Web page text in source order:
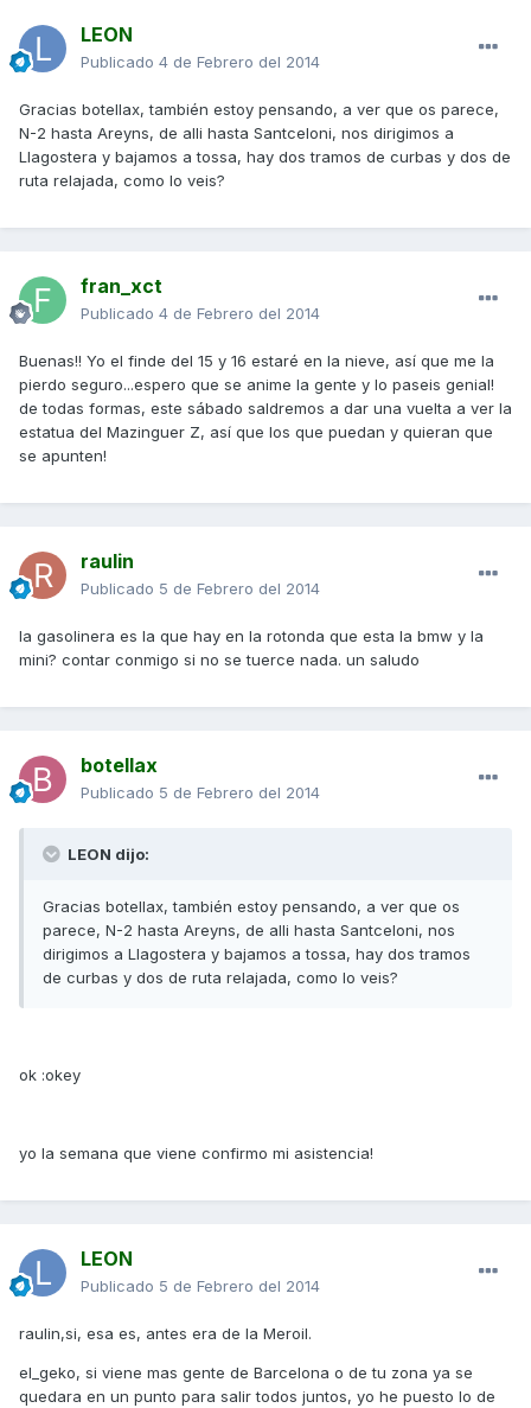
LEON
Publicado 4 de Febrero del 2014
Gracias botellax, también estoy pensando, a ver que os parece,
N-2 hasta Areyns, de alli hasta Santceloni, nos dirigimos a
Llagostera y bajamos a tossa, hay dos tramos de curbas y dos de
ruta relajada, como lo veis?
fran_xct
Publicado 4 de Febrero del 2014
Buenas!! Yo el finde del 15 y 16 estaré en la nieve, así que me la
pierdo seguro...espero que se anime la gente y lo paseis genial!
de todas formas, este sábado saldremos a dar una vuelta a ver la
estatua del Mazinguer Z, así que los que puedan y quieran que
se apunten!
raulin
Publicado 5 de Febrero del 2014
la gasolinera es la que hay en la rotonda que esta la bmw y la
mini? contar conmigo si no se tuerce nada. un saludo
botellax
Publicado 5 de Febrero del 2014
LEON dijo:
Gracias botellax, también estoy pensando, a ver que os
parece, N-2 hasta Areyns, de alli hasta Santceloni, nos
dirigimos a Llagostera y bajamos a tossa, hay dos tramos
de curbas y dos de ruta relajada, como lo veis?
ok :okey
yo la semana que viene confirmo mi asistencia!
LEON
Publicado 5 de Febrero del 2014
raulin,si, esa es, antes era de la Meroil.
el_geko, si viene mas gente de Barcelona o de tu zona ya se
quedara en un punto para salir todos juntos, yo he puesto lo de